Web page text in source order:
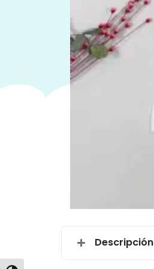
Descripción